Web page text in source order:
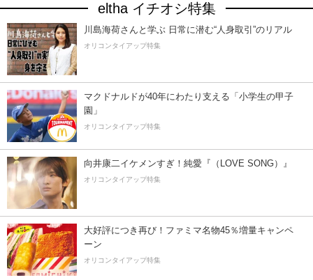
eltha イチオシ特集
川島海荷さんと学ぶ 日常に潜む“人身取引”のリアル
オリコンタイアップ特集
マクドナルドが40年にわたり支える「小学生の甲子
園」
オリコンタイアップ特集
向井康二イケメンすぎ！純愛『（LOVE SONG）』
オリコンタイアップ特集
大好評につき再び！ファミマ名物45％増量キャンペ
ーン
オリコンタイアップ特集